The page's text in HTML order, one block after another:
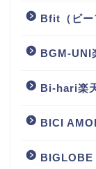
Bfit（ビー
BGM‐UNI
Bi-hari楽
BICI
BIGLOBE